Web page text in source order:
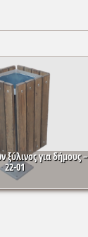
ξύλινος για δήμους
22-01